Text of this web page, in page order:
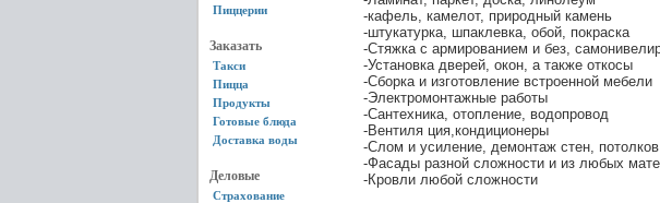
Пиццерии
Заказать
Такси
Пицца
Продукты
Готовые блюда
Доставка воды
Деловые
Страхование
-кафель, камелот, природный камень
-штукатурка, шпаклевка, обой, покраска
-Стяжка с армированием и без,
-Установка дверей, окон, а также откосы
-Сборка и изготовление встроенной мебели
-Электромонтажные работы
-Сантехника, отопление, водопровод
-Вентиля ция,кондиционеры
-Слом и усиление, демонтаж стен,
-Фасады разной сложности и из любых
-Кровли любой сложности